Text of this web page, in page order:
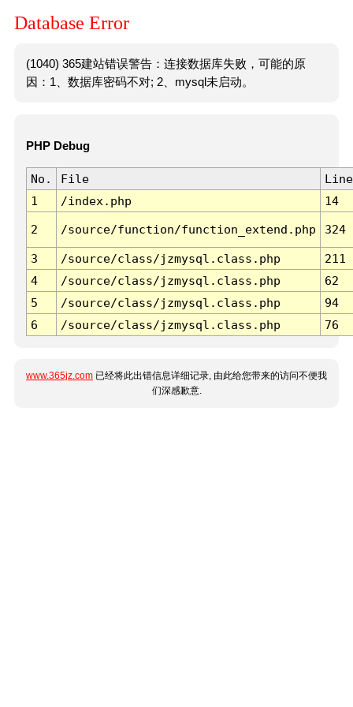
Database Error
(1040) 365建站错误警告：连接数据库失败，可能的原
因：1、数据库密码不对; 2、mysql未启动。
PHP Debug
No. File
Line
1
/index.php 14
2 /source/function/function_extend.php 324
3 /source/class/jzmysql.class.php
211
4
/source/class/jzmysql.class.php
62
5
/source/class/jzmysql.class.php
94
6
/source/class/jzmysql.class.php 76
www.365jz.com 已经将此出错信息详细记录, 由此给您带来的访问不便我
们深感歉意.